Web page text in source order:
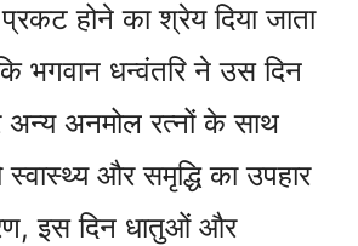
होने का श्रेय दिया जाता
भगवान धन्वंतरि ने उस दिन
अन्य अनमोल रत्नों के साथ
और समृद्धि का उपहार
इस दिन धातुओं और